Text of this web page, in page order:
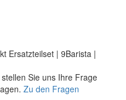
Ersatzteilset | 9Barista |
Sie uns Ihre Frage
Zu den Fragen